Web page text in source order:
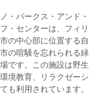
・パークス・アンド・
・センターは、フィリ
の中心部に位置する自
の喧騒を忘れられる緑
です。この施設は野生
境教育、リラクゼーシ
も利用されています。